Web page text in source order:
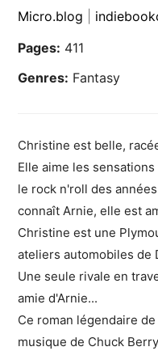
Micro.blog
Pages: 411
Genres: Fantasy
Christine est belle,
Elle aime les
le rock n'roll des
connaît Arnie, elle est
Christine est une
ateliers automobiles de
Une seule rivale en
amie d'Arnie...
Ce roman légendaire
musique de Chuck